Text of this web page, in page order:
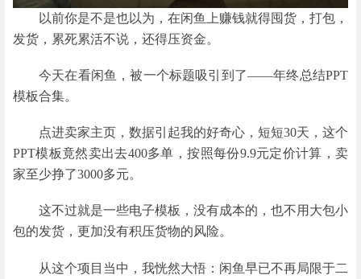
以前你是不是也以为，在闲鱼上赚钱就得囤货，打包，
发货，累死累活不说，还得压资金。
今天在看闲鱼，被一个标题吸引到了——年终总结PPT
模板合集。
点进卖家主页，数据引起我的好奇心，短短30天，这个
PPT模板竟然卖出去400多单，按照每份9.9元定价计算，卖
家至少挣了3000多元。
这不过就是一些电子模板，没有成本的，也不用大包小
包的发货，更加没有积压货物的风险。
从这个项目当中，我恍然大悟：闲鱼早已不再局限于二